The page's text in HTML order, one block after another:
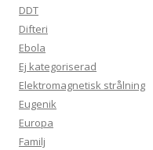
DDT
Difteri
Ebola
Ej kategoriserad
Elektromagnetisk strålning
Eugenik
Europa
Familj